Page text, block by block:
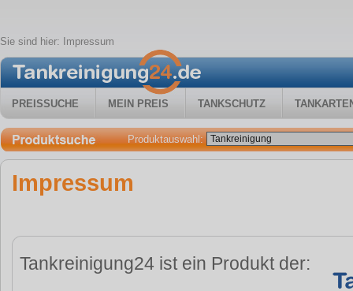
Sie sind hier: Impressum
PREISSUCHE MEIN PREIS TANKSCHUTZ
Produktauswahl:
Impressum
Tankreinigung24 ist ein Produkt der: